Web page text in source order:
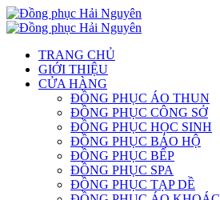
TRANG CHỦ
GIỚI THIỆU
CỬA HÀNG
ĐỒNG PHỤC ÁO THUN
ĐỒNG PHỤC CÔNG SỞ
ĐỒNG PHỤC HỌC SINH
ĐỒNG PHỤC BẢO HỘ
ĐỒNG PHỤC BẾP
ĐỒNG PHỤC SPA
ĐỒNG PHỤC TẠP DỀ